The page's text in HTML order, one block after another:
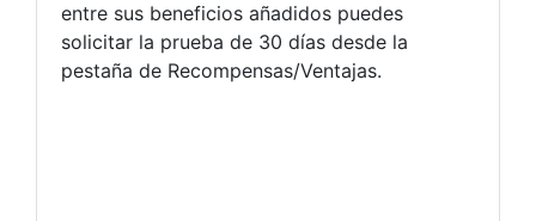
entre sus beneficios añadidos puedes
solicitar la prueba de 30 días desde la
pestaña de Recompensas/Ventajas.